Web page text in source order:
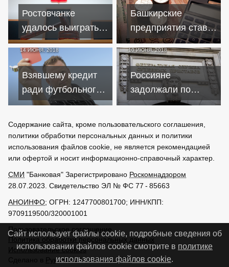
навязывают
простыни в кредит
прощают
Ростовчанке
удалось выиграть
суд у "Королевы" за
опасную очистку
крови в кредит
Башкирские
предприятия ставят
рекорды в
наращивании
просрочек по
кредитам
14 ИЮНЯ, 2018
Взявшему кредит
ради футбольного
матча россиянину
паспорте
болельщика
10 ИЮНЯ, 2018
Россияне
задолжали по
штрафам и
триллионов рублей
Содержание сайта, кроме пользовательского соглашения,
политики обработки персональных данных и политики
использования файлов cookie, не является рекомендацией
или офертой и носит информационно-справочный характер.
СМИ "Банковая" Зарегистрировано Роскомнадзором
28.07.2023. Свидетельство ЭЛ № ФС 77 - 85663
АНОИНФО; ОГРН: 1247700801700; ИНН/КПП:
9709119500/320001001
Пользовательское соглашение
Политика обработки персональных данных
Использование cookies
Сделано в
РунетЛаб – Сайты и CRM
Сайт использует файлы cookie, подробные сведения об
использовании файлов cookie смотрите в политике
использования файлов cookie.